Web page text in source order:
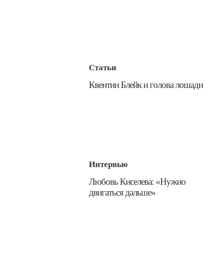
Статьи
Квентин Блейк и голова лошади
Интервью
​Любовь Киселева: «Нужно
двигаться дальше»